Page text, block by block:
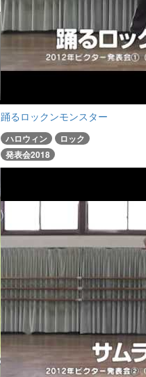
踊るロックンモンスター
ハロウィン
ロック
発表会2018